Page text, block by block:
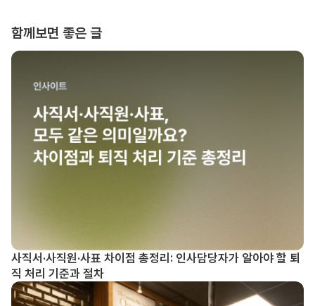
함께보면 좋은 글
사직서·사직원·사표 차이점 총정리: 인사담당자가 알아야 할 퇴
직 처리 기준과 절차